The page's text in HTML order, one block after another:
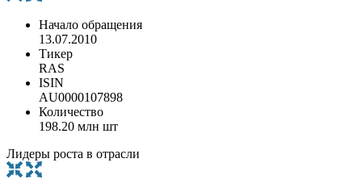
Начало обращения
13.07.2010
Тикер
RAS
ISIN
AU0000107898
Количество
198.20 млн шт
Лидеры роста в отрасли